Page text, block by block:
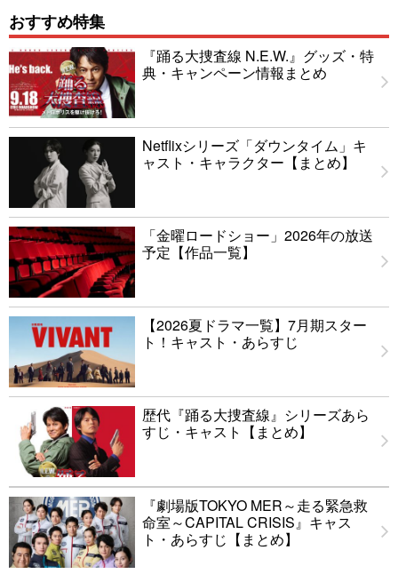
おすすめ特集
『踊る大捜査線 N.E.W.』グッズ・特
典・キャンペーン情報まとめ
Netflixシリーズ「ダウンタイム」キ
ャスト・キャラクター【まとめ】
「金曜ロードショー」2026年の放送
予定【作品一覧】
【2026夏ドラマ一覧】7月期スター
ト！キャスト・あらすじ
歴代『踊る大捜査線』シリーズあら
すじ・キャスト【まとめ】
『劇場版TOKYO MER～走る緊急救
命室～CAPITAL CRISIS』キャス
ト・あらすじ【まとめ】